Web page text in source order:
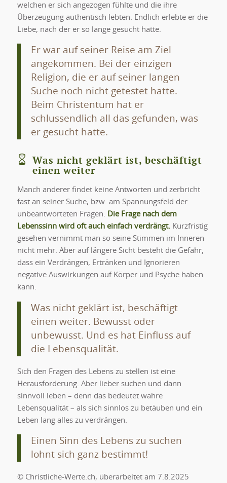
welchen er sich angezogen fühlte und die ihre
Überzeugung authentisch lebten. Endlich erlebte er die
Liebe, nach der er so lange gesucht hatte.
Er war auf seiner Reise am Ziel
angekommen. Bei der einzigen
Religion, die er auf seiner langen
Suche noch nicht getestet hatte.
Beim Christentum hat er
schlussendlich all das gefunden, was
er gesucht hatte.
Was nicht geklärt ist, beschäftigt
einen weiter
Manch anderer findet keine Antworten und zerbricht
fast an seiner Suche, bzw. am Spannungsfeld der
unbeantworteten Fragen. Die Frage nach dem
Lebenssinn wird oft auch einfach verdrängt.Kurzfristig
gesehen vernimmt man so seine Stimmen im Inneren
nicht mehr. Aber auf längere Sicht besteht die Gefahr,
dass ein Verdrängen, Ertränken und Ignorieren
negative Auswirkungen auf Körper und Psyche haben
kann.
Was nicht geklärt ist, beschäftigt
einen weiter. Bewusst oder
unbewusst. Und es hat Einfluss auf
die Lebensqualität.
Sich den Fragen des Lebens zu stellen ist eine
Herausforderung. Aber lieber suchen und dann
sinnvoll leben – denn das bedeutet wahre
Lebensqualität – als sich sinnlos zu betäuben und ein
Leben lang alles zu verdrängen.
Einen Sinn des Lebens zu suchen
lohnt sich ganz bestimmt!
© Christliche-Werte.ch, überarbeitet am 7.8.2025